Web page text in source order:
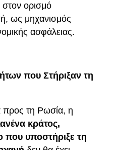
ορισμό
ως μηχανισμός
ασφάλειας.
που Στήριξαν τη
προς τη Ρωσία, η
κράτος,
που υποστήριξε τη